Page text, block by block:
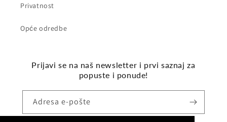
Privatnost
Opće odredbe
Prijavi se na naš newsletter i prvi saznaj za
popuste i ponude!
Adresa e-pošte